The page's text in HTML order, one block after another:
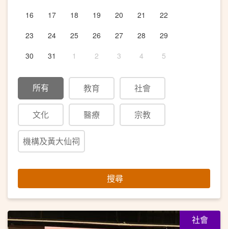
16
17 18 19 20 21
22
23
24 25 26 27 28
29
30
31 1 2 3 4 5
所有 教育 社會
文化 醫療 宗教
機構及黃大仙祠
搜尋
社會